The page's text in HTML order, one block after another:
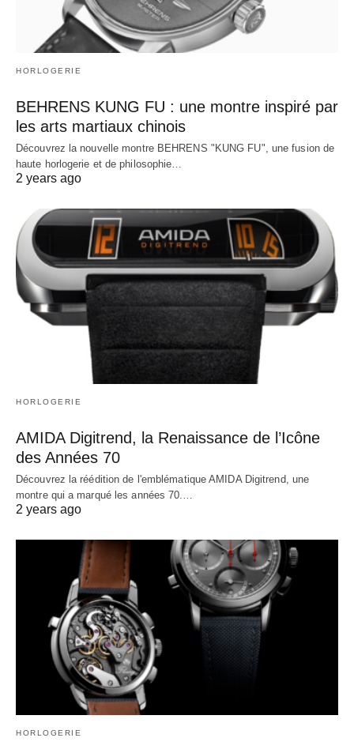
HORLOGERIE
BEHRENS KUNG FU : une montre inspiré par
les arts martiaux chinois
Découvrez la nouvelle montre BEHRENS "KUNG FU", une fusion de
haute horlogerie et de philosophie…
2 years ago
HORLOGERIE
AMIDA Digitrend, la Renaissance de l’Icône
des Années 70
Découvrez la réédition de l'emblématique AMIDA Digitrend, une
montre qui a marqué les années 70.…
2 years ago
HORLOGERIE